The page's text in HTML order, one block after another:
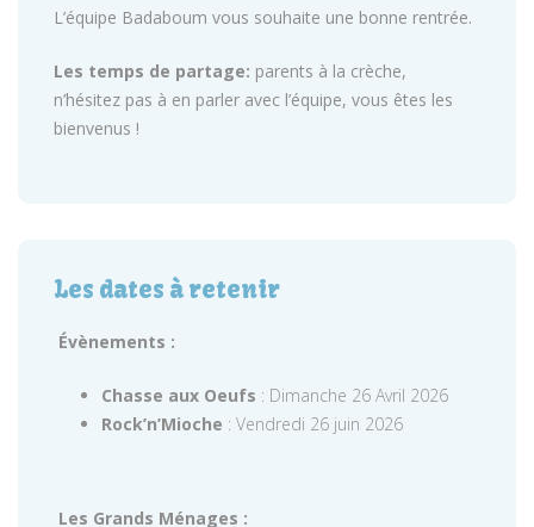
L’équipe Badaboum vous souhaite une bonne rentrée.
Les temps de partage: parents à la crèche,
n’hésitez pas à en parler avec l’équipe, vous êtes les
bienvenus !
Les dates à retenir
Évènements :
Chasse aux Oeufs : Dimanche 26 Avril 2026
Rock’n’Mioche : Vendredi 26 juin 2026
Les Grands Ménages :